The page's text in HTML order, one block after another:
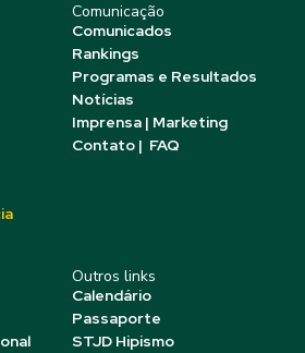
Comunicação
Comunicados
Rankings
Programas e Resultados
Notícias
Imprensa | Marketing
Contato | FAQ
Outros links
Calendário
Passaporte
STJD Hipismo